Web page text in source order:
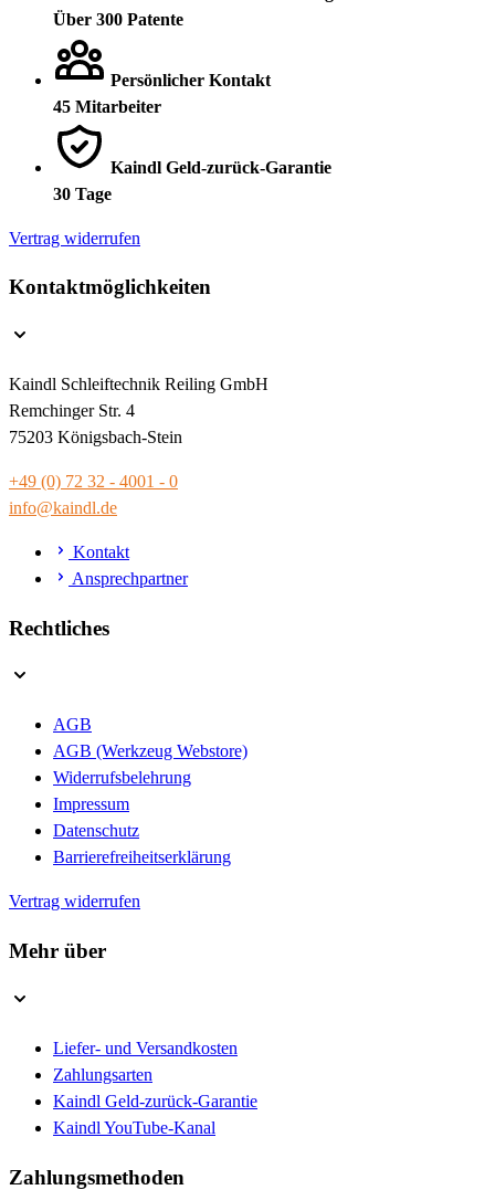
Über 300 Patente
Persönlicher Kontakt
45 Mitarbeiter
Kaindl Geld-zurück-Garantie
30 Tage
Vertrag widerrufen
Kontaktmöglichkeiten
Kaindl Schleiftechnik Reiling GmbH
Remchinger Str. 4
75203 Königsbach-Stein
+49 (0) 72 32 - 4001 - 0
info@kaindl.de
Kontakt
Ansprechpartner
Rechtliches
AGB
AGB (Werkzeug Webstore)
Widerrufsbelehrung
Impressum
Datenschutz
Barrierefreiheitserklärung
Vertrag widerrufen
Mehr über
Liefer- und Versandkosten
Zahlungsarten
Kaindl Geld-zurück-Garantie
Kaindl YouTube-Kanal
Zahlungsmethoden